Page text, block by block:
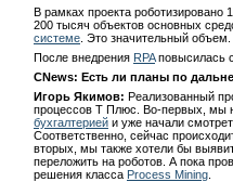
В рамках проекта роботизировано
200 тысяч объектов основных
системе . Это значительный объем.
После внедрения RPAповысилась
CNews: Есть ли планы по
Игорь Якимов: Реализованный
процессов Т Плюс. Во-первых, мы
бухгалтерией и уже начали
Соответственно, сейчас
вторых, мы также хотели бы
переложить на роботов. А пока
решения класса Process Mining